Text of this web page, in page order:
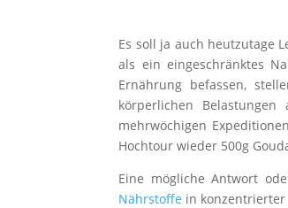
Es soll ja auch heutzutage
als ein eingeschränktes
Ernährung befassen,
körperlichen
mehrwöchigen
Hochtour wieder 500g
Eine mögliche Antwort
Nährstoffe in